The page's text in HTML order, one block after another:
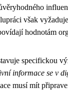
však
hodnotám
specifickou
informace se v
musí mít